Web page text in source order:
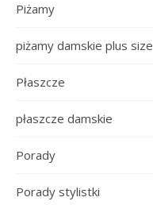
Piżamy
piżamy damskie plus size
Płaszcze
płaszcze damskie
Porady
Porady stylistki